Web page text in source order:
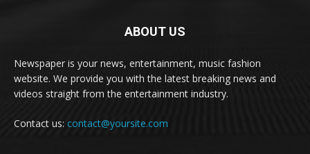
ABOUT US
Newspaper is your news, entertainment, music fashion
website. We provide you with the latest breaking news and
videos straight from the entertainment industry.
Contact us: contact@yoursite.com